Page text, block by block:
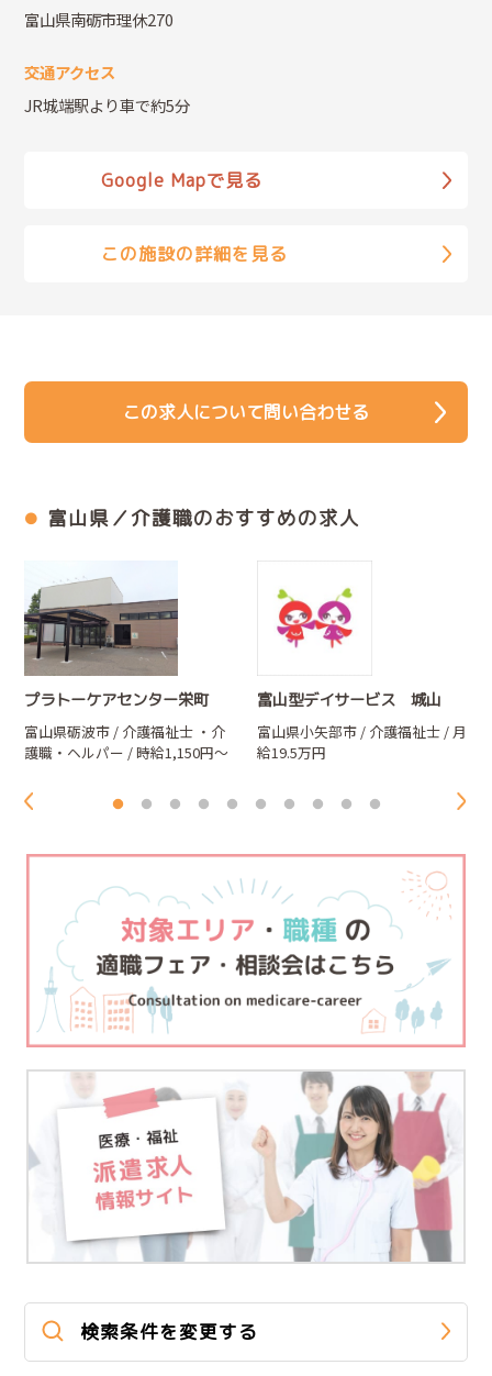
富山県南砺市理休270
交通アクセス
JR城端駅より車で約5分
Google Mapで見る
この施設の詳細を見る
この求人について問い合わせる
富山県／介護職のおすすめの求人
プラトーケアセンター栄町
富山県砺波市 / 介護福祉士 ・介
護職・ヘルパー / 時給1,150円～
富山型デイサービス 城山
富山県小矢部市 / 介護福祉士 / 月
給19.5万円
検索条件を変更する